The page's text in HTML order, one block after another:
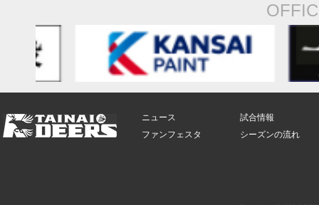
ニュース
ファンフェスタ
試合情報
シーズンの流れ